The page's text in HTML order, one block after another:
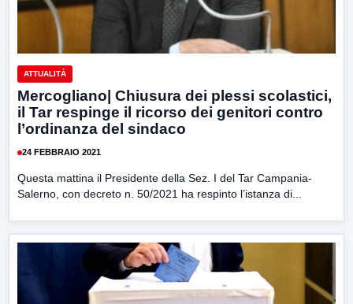
ATTUALITÀ
Mercogliano| Chiusura dei plessi scolastici,
il Tar respinge il ricorso dei genitori contro
l’ordinanza del sindaco
24 FEBBRAIO 2021
Questa mattina il Presidente della Sez. I del Tar Campania-
Salerno, con decreto n. 50/2021 ha respinto l’istanza di...